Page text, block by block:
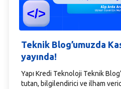
Teknik Blog’umuzda
yayında!
Yapı Kredi Teknoloji Teknik
tutan, bilgilendirici ve ilham